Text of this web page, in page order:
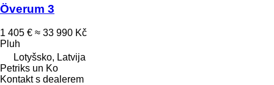
Överum 3
1 405 € ≈ 33 990 Kč
Pluh
Lotyšsko, Latvija
Petriks un Ko
Kontakt s dealerem